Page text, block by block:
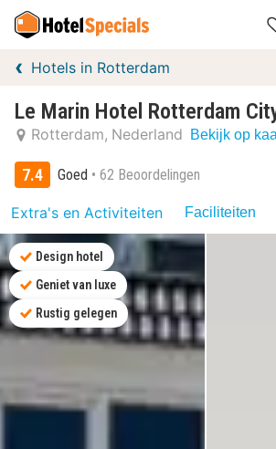
Hotels in Rotterdam
Le Marin Hotel Rotterdam
Rotterdam Nederland Bekijk op
7.4 Goed 62 Beoordelingen
Extra's en Activiteiten Faciliteiten
Design hotel
Geniet van luxe
Rustig gelegen